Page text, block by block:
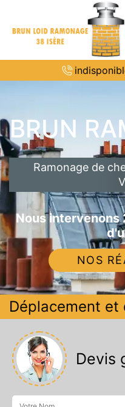
BRUN
Ramonage de
Nous
NOS
Déplacement
Devis